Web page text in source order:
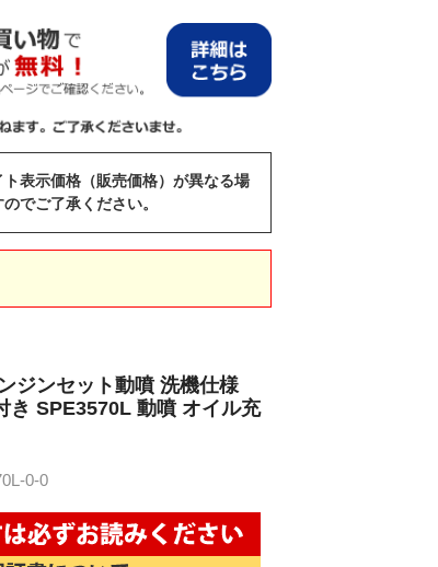
表示価格（販売価格）が異なる場
でご了承ください。
ジンセット動噴 洗機仕様
き SPE3570L 動噴 オイル充
0-0